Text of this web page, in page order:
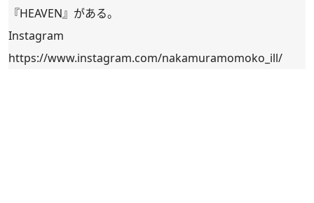
『HEAVEN』がある。
Instagram
https://www.instagram.com/nakamuramomoko_ill/